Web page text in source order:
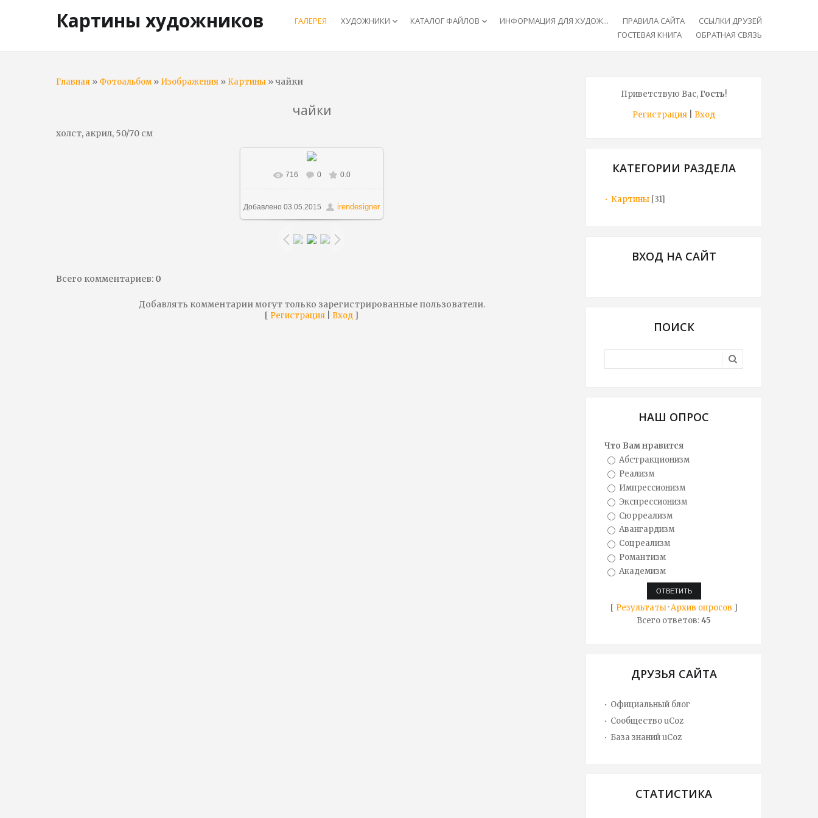
Картины художников ГАЛЕРЕЯ ХУДОЖНИКИ keyboard_arrow_down КАТАЛОГ ФАЙЛОВ keyboard_arrow_down ИНФОРМАЦИЯ ДЛЯ ХУДОЖ... ПРАВИЛА САЙТА
ССЫЛКИ ДРУЗЕЙ
ГОСТЕВАЯ КНИГА
ОБРАТНАЯ СВЯЗЬ
Главная » Фотоальбом» Изображения » Картины » чайки
чайки
холст, акрил, 50/70 см
В реальном размере 1252x1500
/ 353.4Kb
716 0 0.0
Добавлено 03.05.2015 irendesigner
Всего комментариев: 0
Добавлять комментарии могут только зарегистрированные пользователи.
[ Регистрация Вход ]
Приветствую Вас,Гость!
Регистрация
Вход
КАТЕГОРИИ РАЗДЕЛА
Картины [31]
ВХОД НА САЙТ
ПОИСК
НАШ ОПРОС
Что Вам нравится
Абстракционизм
Реализм
Импрессионизм
Экспрессионизм
Сюрреализм
Авангардизм
Соцреализм
Романтизм
Академизм
[ Результаты·Архив опросов ]
Всего ответов:45
ДРУЗЬЯ САЙТА
Официальный блог
Сообщество uCoz
База знаний uCoz
СТАТИСТИКА